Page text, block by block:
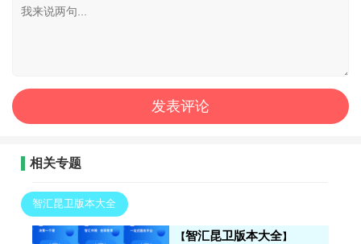
相关专题
智汇昆卫版本大全
智汇昆卫版本大全